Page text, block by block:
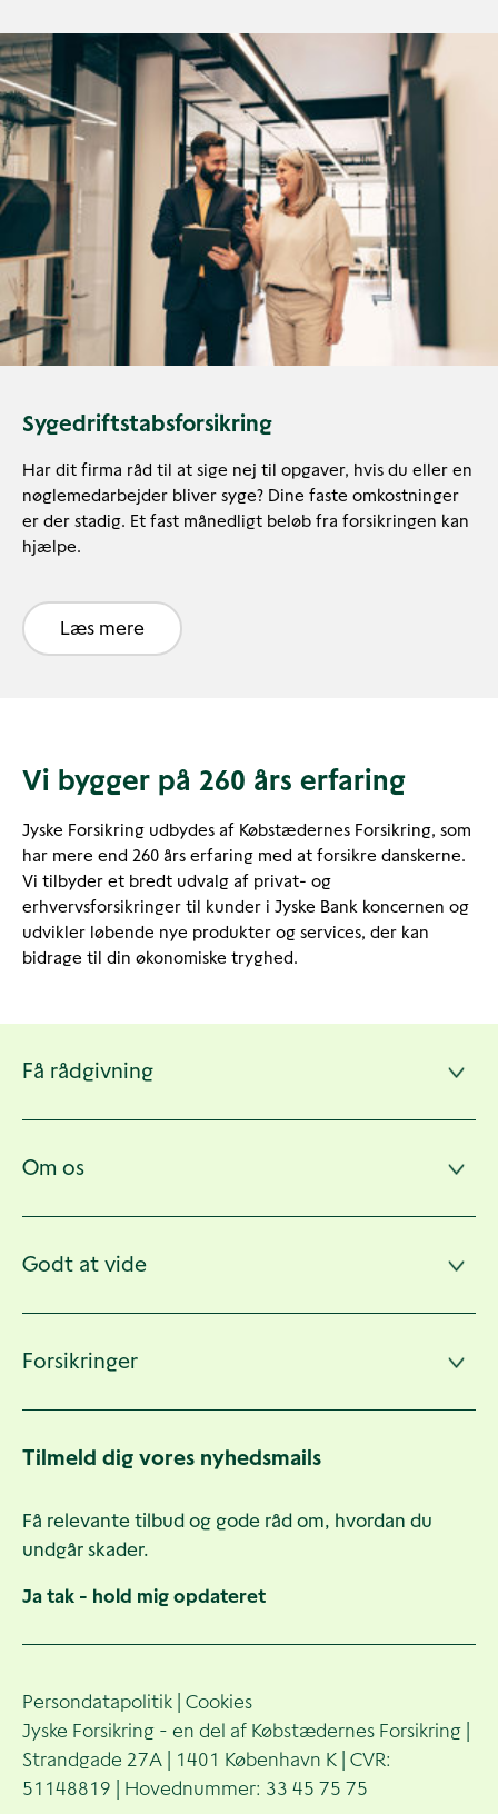
Sygedriftstabsforsikring
Har dit firma råd til at sige nej til opgaver, hvis du eller en
nøglemedarbejder bliver syge? Dine faste omkostninger
er der stadig. Et fast månedligt beløb fra forsikringen kan
hjælpe.
Læs mere
Vi bygger på 260 års erfaring
Jyske Forsikring udbydes af Købstædernes Forsikring, som
har mere end 260 års erfaring med at forsikre danskerne.
Vi tilbyder et bredt udvalg af privat- og
erhvervsforsikringer til kunder i Jyske Bank koncernen og
udvikler løbende nye produkter og services, der kan
bidrage til din økonomiske tryghed.
sider
Få rådgivning
Om os
Godt at vide
Forsikringer
Tilmeld dig vores nyhedsmails
Få relevante tilbud og gode råd om, hvordan du
undgår skader.
Ja tak - hold mig opdateret
Persondatapolitik Cookies
Jyske Forsikring - en del af Købstædernes Forsikring |
Strandgade 27A | 1401 København K | CVR:
51148819 | Hovednummer: 33 45 75 75